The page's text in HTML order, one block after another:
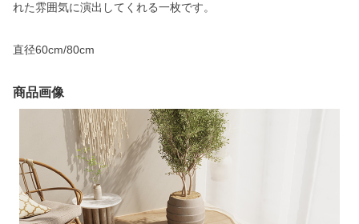
れた雰囲気に演出してくれる一枚です。
直径60cm/80cm
商品画像